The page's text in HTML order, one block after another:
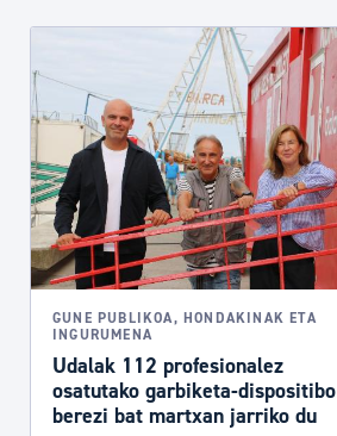
GUNE PUBLIKOA, HONDAKINAK ETA
INGURUMENA
Udalak 112 profesionalez
osatutako garbiketa-dispositibo
berezi bat martxan jarriko du